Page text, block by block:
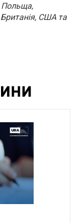
Польща,
США та